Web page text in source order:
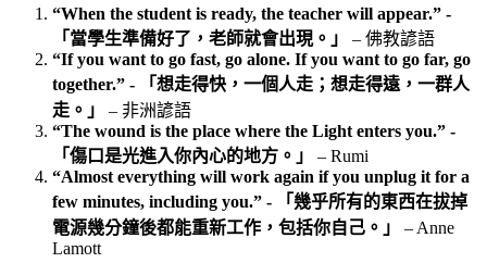
“When the student is ready, the teacher will appear.” -
「當學生準備好了，老師就會出現。」
– 佛教諺語
“If you want to go fast, go alone. If you want to go far, go
together.” - 「想走得快，一個人走；想走得遠，一群人
走。」
– 非洲諺語
“The wound is the place where the Light enters you.” -
「傷口是光進入你內心的地方。」
– Rumi
“Almost everything will work again if you unplug it for a
few minutes, including you.” - 「幾乎所有的東西在拔掉
電源幾分鐘後都能重新工作，包括你自己。」
– Anne
Lamott